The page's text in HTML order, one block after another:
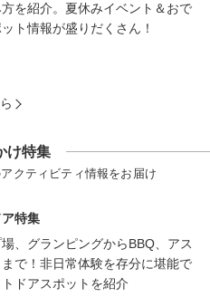
を紹介。夏休みイベント＆おで
ト情報が盛りだくさん！
け特集
クティビティ情報をお届け
特集
、グランピングからBBQ、アス
で！非日常体験を存分に堪能で
ドアスポットを紹介